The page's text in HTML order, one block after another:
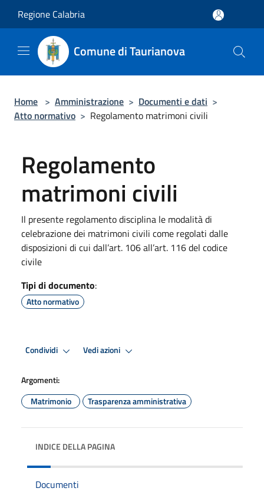
Regione Calabria
Comune di Taurianova
Home > Amministrazione > Documenti e dati >
Atto normativo > Regolamento matrimoni civili
Regolamento
matrimoni civili
Il presente regolamento disciplina le modalità di
celebrazione dei matrimoni civili come regolati dalle
disposizioni di cui dall’art. 106 all’art. 116 del codice
civile
Tipi di documento:
Atto normativo
Condividi Vedi azioni
Argomenti:
Matrimonio
Trasparenza amministrativa
INDICE DELLA PAGINA
Documenti